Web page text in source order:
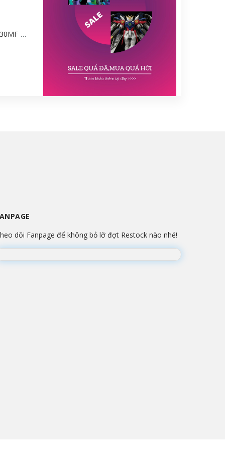
Mô hình Bandai 30MF Liber Wizard [GDB] [30MF]
dõi Fanpage để không bỏ lỡ đợt Restock nào nhé!
Đang lắp ráp Fanpage...